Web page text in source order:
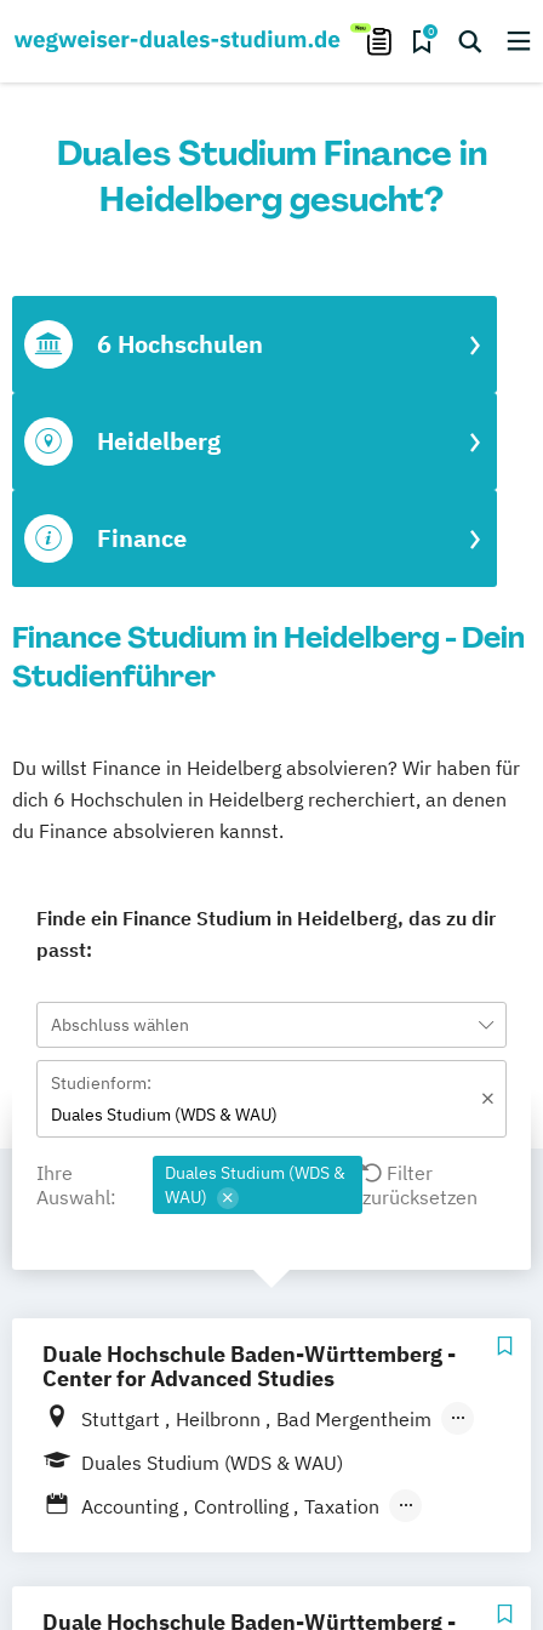
0
Duales Studium Finance in
Heidelberg gesucht?
Finance
Heidelberg
6 Hochschulen
Finance Studium in Heidelberg - Dein
Studienführer
Du willst Finance in Heidelberg absolvieren? Wir haben für
dich 6 Hochschulen in Heidelberg recherchiert, an denen
du Finance absolvieren kannst.
Finde ein Finance Studium in Heidelberg, das zu dir
passt:
Abschluss wählen
Studienform:
Duales Studium (WDS & WAU)
Ihre
Auswahl:
Duales Studium (WDS &
WAU)
Filter
zurücksetzen
Duale Hochschule Baden-Württemberg -
Center for Advanced Studies
Stuttgart Heilbronn
Bad Mergentheim
Friedrichshafen
Heidenheim
Ravensburg Villingen-Schwenningen
Horb am Neckar
Duales Studium (WDS & WAU)
Accounting
Controlling
Taxation
Advanced Practice in Healthcare – Health
Duale Hochschule Baden-Württemberg -